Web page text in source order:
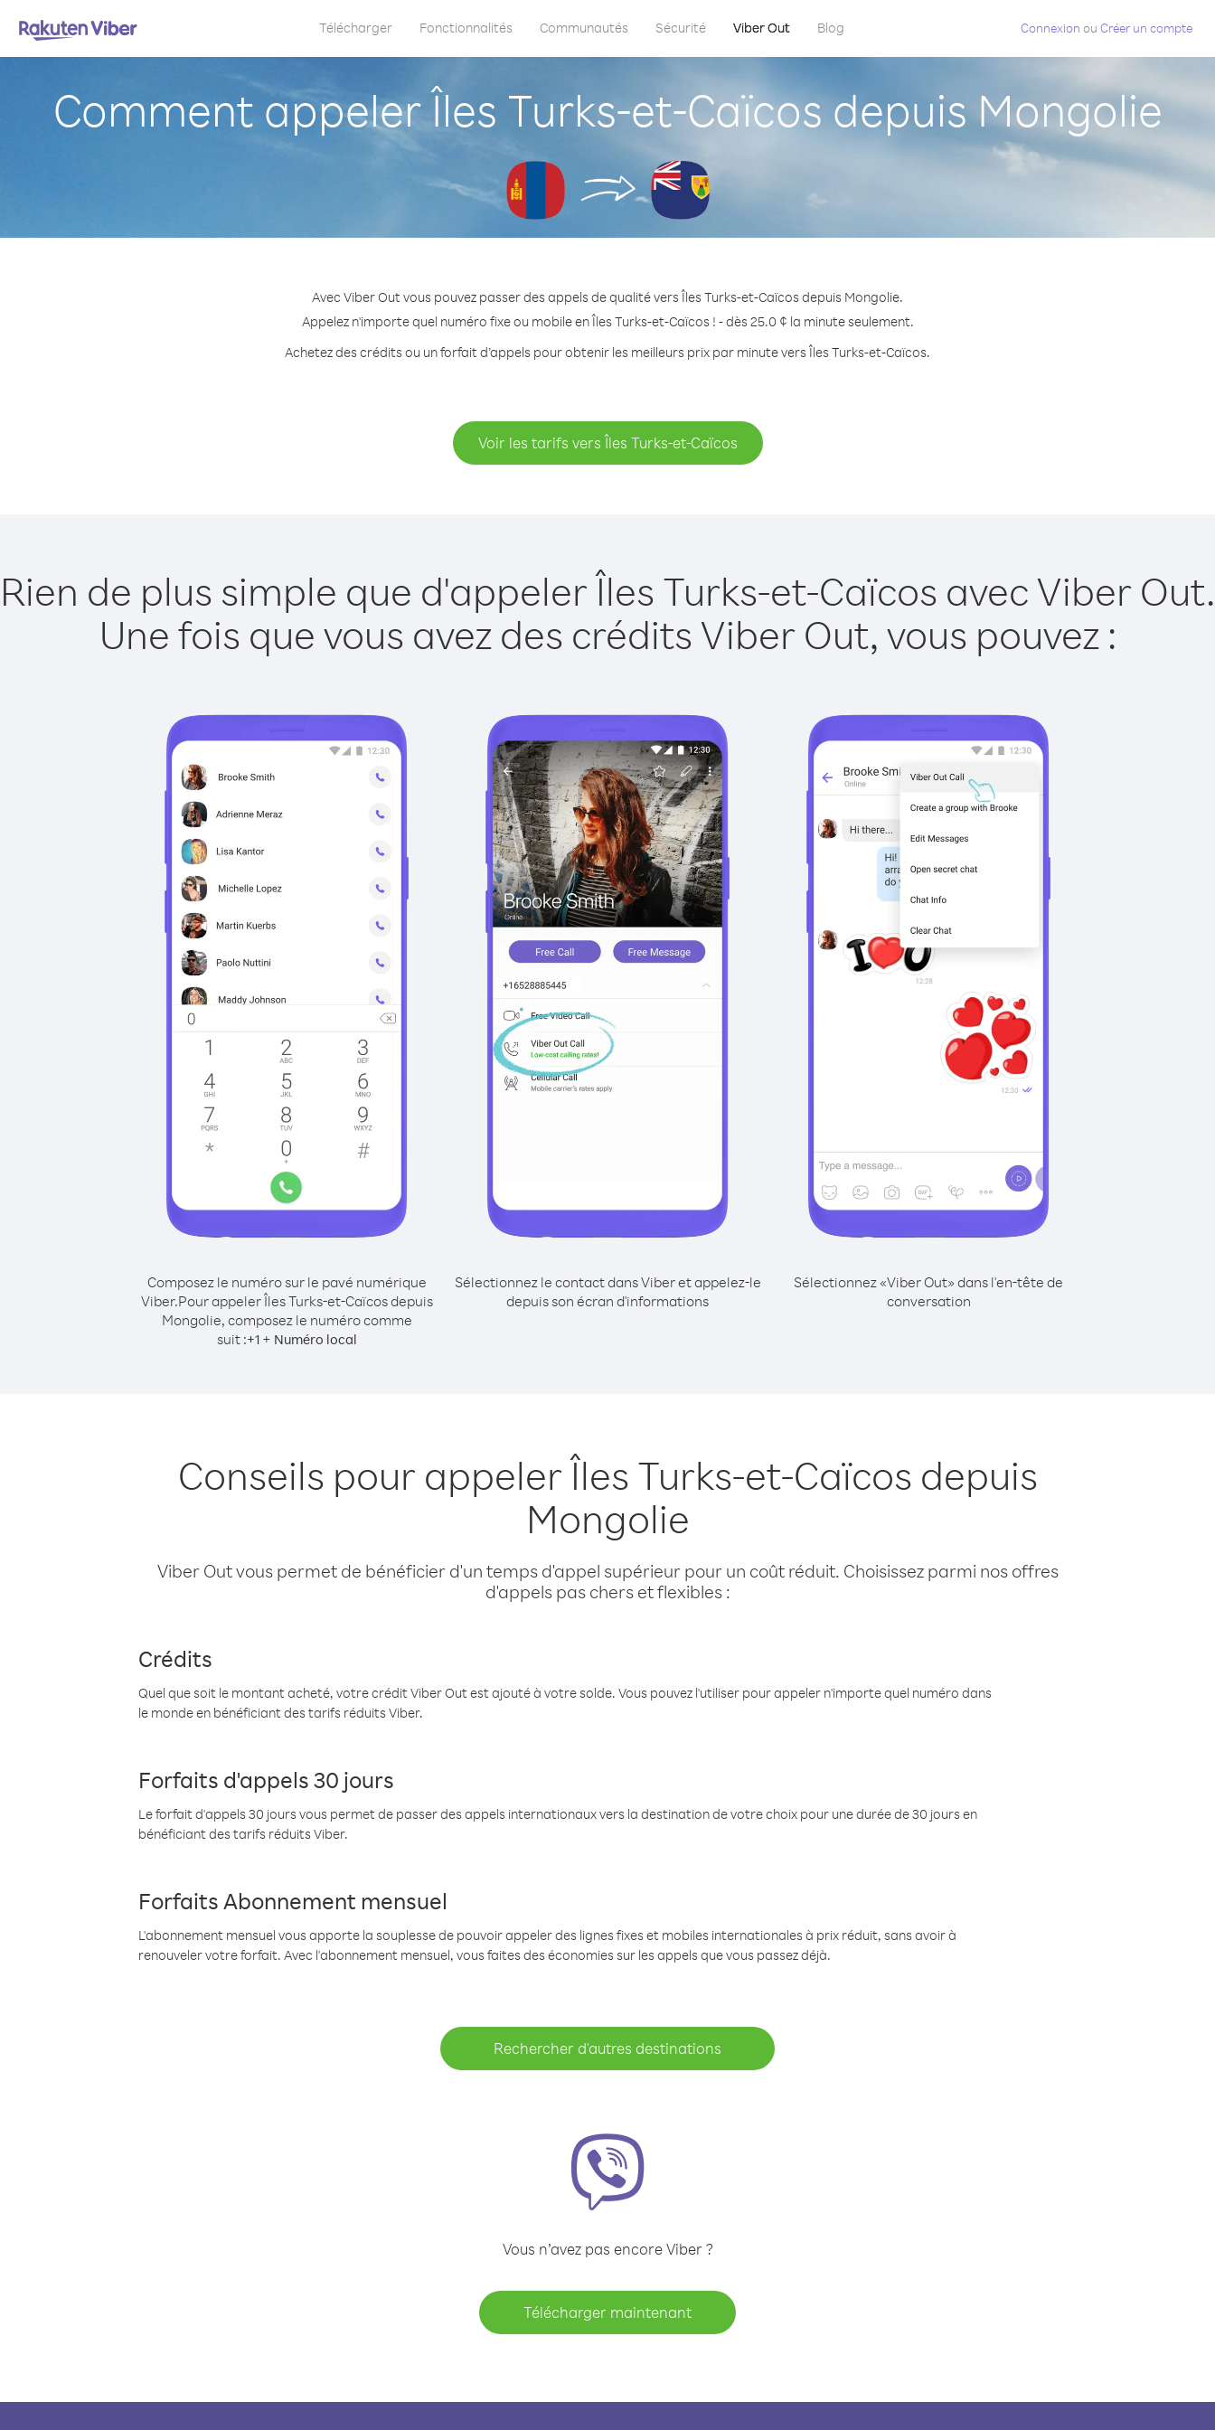
Télécharger Fonctionnalités Communautés Sécurité Viber Out Blog Connexion ou Créer un compte
Comment appeler Îles Turks-et-Caïcos depuis Mongolie
Avec Viber Out vous pouvez passer des appels de qualité vers Îles Turks-et-Caïcos depuis Mongolie.
Appelez n'importe quel numéro fixe ou mobile en Îles Turks-et-Caïcos ! - dès 25.0 ¢ la minute seulement.
Achetez des crédits ou un forfait d’appels pour obtenir les meilleurs prix par minute vers Îles Turks-et-Caïcos.
Voir les tarifs vers Îles Turks-et-Caïcos
Rien de plus simple que d'appeler Îles Turks-et-Caïcos avec Viber Out.
Une fois que vous avez des crédits Viber Out, vous pouvez :
Composez le numéro sur le pavé numérique
Viber.Pour appeler Îles Turks-et-Caïcos depuis
Mongolie, composez le numéro comme
suit :+1+ Numéro local
Sélectionnez le contact dans Viber et appelez-le
depuis son écran d'informations
Sélectionnez «Viber Out» dans l'en-tête de
conversation
Conseils pour appeler Îles Turks-et-Caïcos depuis
Mongolie
Viber Out vous permet de bénéficier d'un temps d'appel supérieur pour un coût réduit. Choisissez parmi nos offres
d'appels pas chers et flexibles :
Crédits
Quel que soit le montant acheté, votre crédit Viber Out est ajouté à votre solde. Vous pouvez l'utiliser pour appeler n'importe quel numéro dans
le monde en bénéficiant des tarifs réduits Viber.
Forfaits d'appels 30 jours
Le forfait d'appels 30 jours vous permet de passer des appels internationaux vers la destination de votre choix pour une durée de 30 jours en
bénéficiant des tarifs réduits Viber.
Forfaits Abonnement mensuel
L'abonnement mensuel vous apporte la souplesse de pouvoir appeler des lignes fixes et mobiles internationales à prix réduit, sans avoir à
renouveler votre forfait. Avec l'abonnement mensuel, vous faites des économies sur les appels que vous passez déjà.
Rechercher d'autres destinations
Vous n’avez pas encore Viber ?
Télécharger maintenant